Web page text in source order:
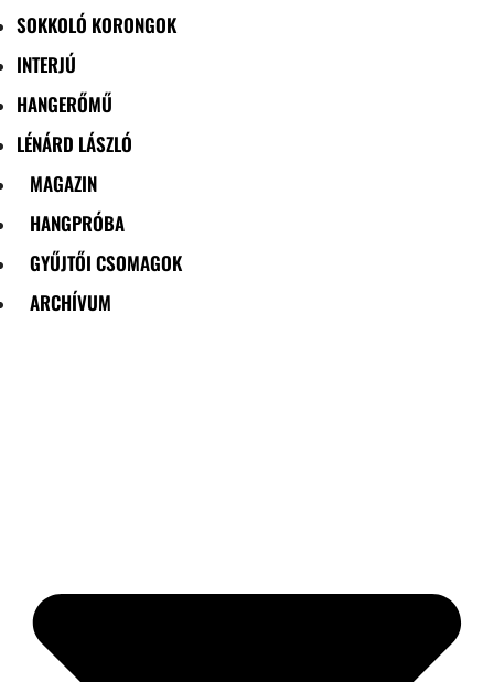
SOKKOLÓ KORONGOK
INTERJÚ
HANGERŐMŰ
LÉNÁRD LÁSZLÓ
MAGAZIN
HANGPRÓBA
GYŰJTŐI CSOMAGOK
ARCHÍVUM